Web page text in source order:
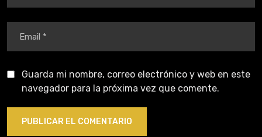
Guarda mi nombre, correo electrónico y web en este
navegador para la próxima vez que comente.